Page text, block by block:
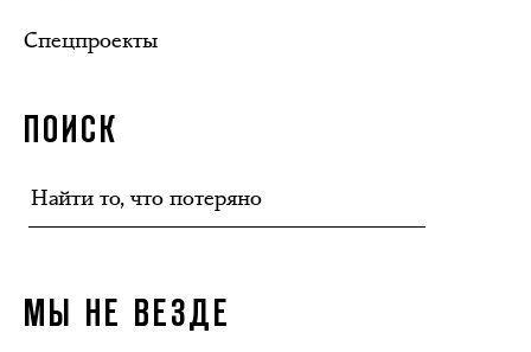
Спецпроекты
ПОИСК
МЫ НЕ ВЕЗДЕ